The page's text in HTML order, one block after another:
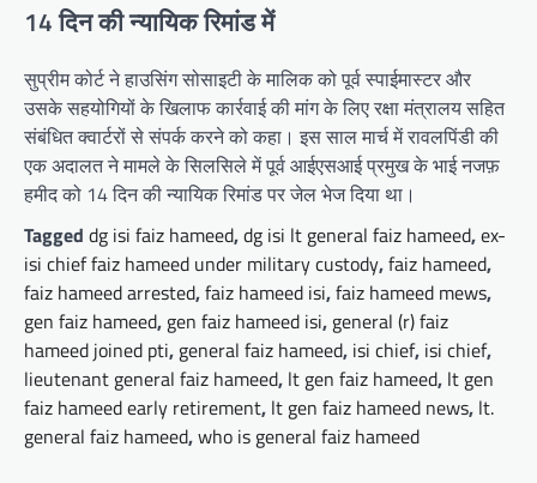
14 दिन की न्यायिक रिमांड में
सुप्रीम कोर्ट ने हाउसिंग सोसाइटी के मालिक को पूर्व स्पाईमास्टर और
उसके सहयोगियों के खिलाफ कार्रवाई की मांग के लिए रक्षा मंत्रालय सहित
संबंधित क्वार्टरों से संपर्क करने को कहा। इस साल मार्च में रावलपिंडी की
एक अदालत ने मामले के सिलसिले में पूर्व आईएसआई प्रमुख के भाई नजफ़
हमीद को 14 दिन की न्यायिक रिमांड पर जेल भेज दिया था।
Tagged dg isi faiz hameed,dg isi lt general faiz hameed,ex-
isi chief faiz hameed under military custody,faiz hameed,
faiz hameed arrested,faiz hameed isi,faiz hameed mews,
gen faiz hameed, gen faiz hameed isi, general (r) faiz
hameed joined pti, general faiz hameed, isi chief, isi chief,
lieutenant general faiz hameed, lt gen faiz hameed, lt gen
faiz hameed early retirement, lt gen faiz hameed news, lt.
general faiz hameed,who is general faiz hameed